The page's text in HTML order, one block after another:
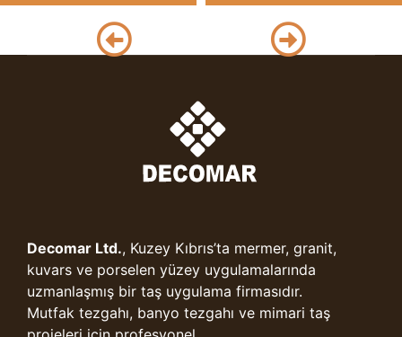
Decomar Ltd., Kuzey Kıbrıs’ta mermer, granit,
kuvars ve porselen yüzey uygulamalarında
uzmanlaşmış bir taş uygulama firmasıdır.
Mutfak tezgahı, banyo tezgahı ve mimari taş